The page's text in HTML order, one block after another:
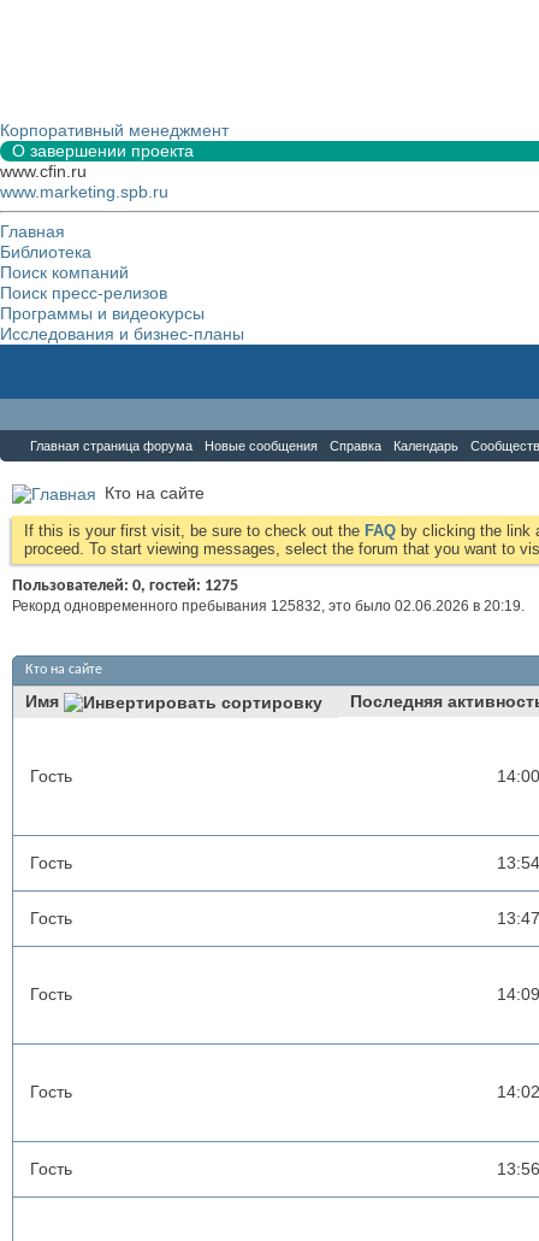
Корпоративный менеджмент
О завершении проекта
www.cfin.ru
www.marketing.spb.ru
Главная
Библиотека
Поиск компаний
Поиск пресс-релизов
Программы и видеокурсы
Исследования и бизнес-планы
Главная страница форума Новые сообщения Справка Календарь
Кто на сайте
If this is your first visit, be sure to check out the FAQ by clicking the link
proceed. To start viewing messages, select the forum that you want to
Пользователей: 0, гостей: 1275
Рекорд одновременного пребывания 125832, это было 02.06.2026 в 20:19.
Кто на сайте
Имя Последняя
Гость 14:00
Гость 13:54
Гость 13:47
Гость 14:09
Гость 14:02
Гость 13:56